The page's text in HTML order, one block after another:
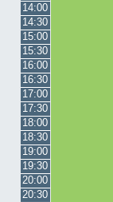
14:00
14:30
15:00
15:30
16:00
16:30
17:00
17:30
18:00
18:30
19:00
19:30
20:00
20:30